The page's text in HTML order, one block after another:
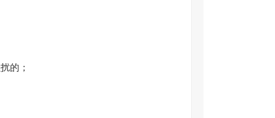
的；